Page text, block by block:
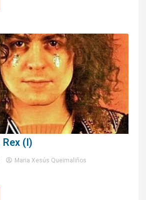
(I)
Maria Xesús Queimaliños